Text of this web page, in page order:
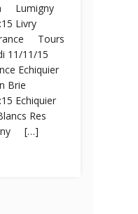
Lumigny
Livry
Tours
11/11/15
Echiquier
Brie
Echiquier
Res
[…]